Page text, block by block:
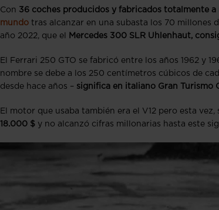
Con 36 coches producidos y fabricados totalmente a
mundo tras alcanzar en una subasta los 70 millones
año 2022, que el
Mercedes 300 SLR Uhlenhaut,
El Ferrari 250 GTO se fabricó entre los años 1962 y
nombre se debe a los 250 centímetros cúbicos de
desde hace años – significa en italiano Gran Turismo
El motor que usaba también era el V12 pero esta vez,
18.000 $ y no alcanzó cifras millonarias hasta este